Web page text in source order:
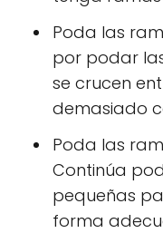
Poda las
por podar
se crucen
demasiado
Poda las
Continúa
pequeñas
forma